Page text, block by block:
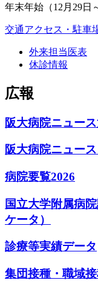
年末年始（12月29日
交通アクセス・駐車
外来担当医表
休診情報
広報
阪大病院ニュー
阪大病院ニュー
病院要覧2026
国立大学附属病
ケータ）
診療等実績データ
集団接種・職域